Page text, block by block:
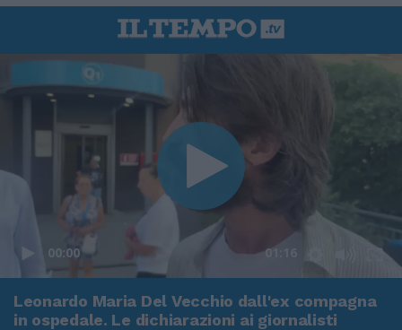
00:00 01:16
Leonardo Maria Del Vecchio dall'ex compagna
in ospedale. Le dichiarazioni ai giornalisti